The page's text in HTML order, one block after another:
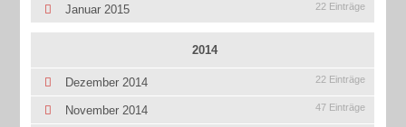
Januar 2015 22 Einträge
2014
Dezember 2014 22 Einträge
November 2014 47 Einträge